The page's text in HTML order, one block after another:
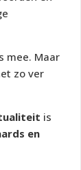
mee. Maar
zo ver
is
en